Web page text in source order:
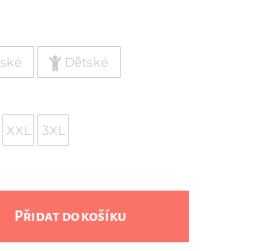
Dětské
XXL 3XL
Přidat do košíku